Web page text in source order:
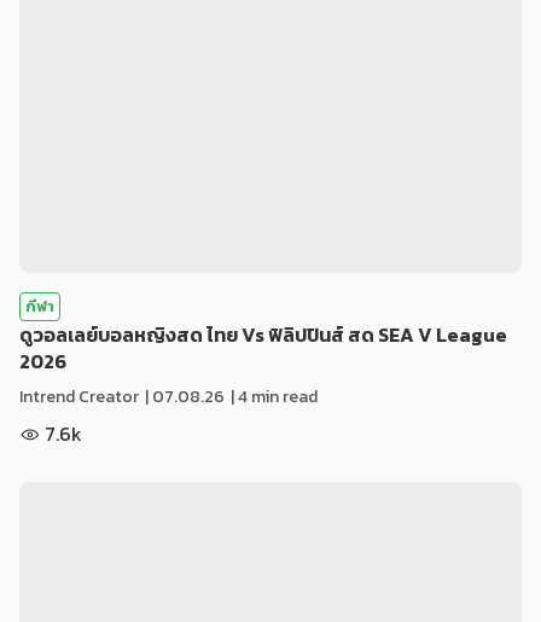
กีฬา
ดูวอลเลย์บอลหญิงสด ไทย Vs ฟิลิปปินส์ สด SEA V League
2026
Intrend Creator |07.08.26 | 4 min read
7.6k